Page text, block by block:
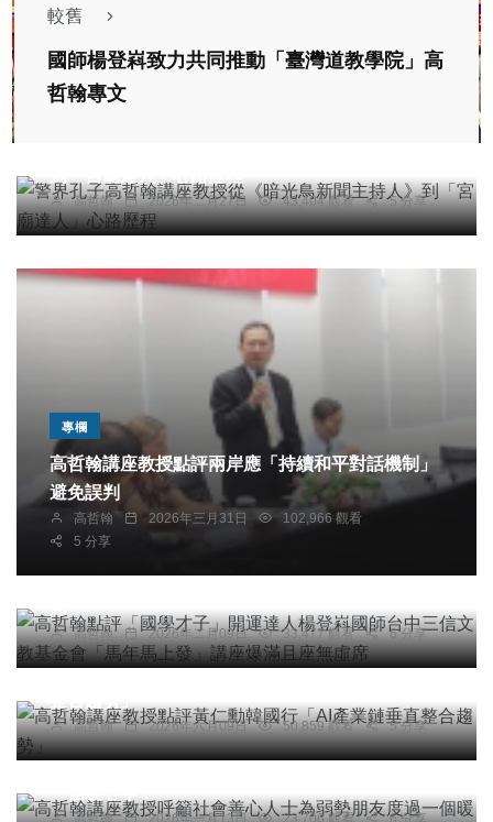
較舊
國師楊登嵙致力共同推動「臺灣道教學院」高
哲翰專文
高哲翰 2026年二月27日 43,404 觀看 5 分享
專欄
高哲翰講座教授點評兩岸應「持續和平對話機制」
避免誤判
高哲翰 2026年三月31日
102,966 觀看
5 分享
專欄
高哲翰點評「國學才子」開運達人楊登嵙國師台中
三信文教基金會「馬年馬上發」講座爆滿且座無虛
高哲翰 2026年二月09日 33,477 觀看 6 分享
專欄
高哲翰講座教授點評黃仁勳韓國行「AI產業鏈垂直
高哲翰 2026年六月09日 50,859 觀看 5 分享
專欄
高哲翰講座教授呼籲社會善心人士為弱勢朋友度過
高哲翰 2026年一月13日 23,706 觀看 6 分享